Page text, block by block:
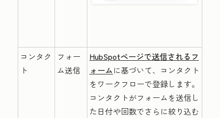
コンタク
ト
フォー
ム送信
HubSpotページで送信されるフ
ォーム に基づいて、コンタクト
をワークフローで登録します。
コンタクトがフォームを送信し
た日付や回数でさらに絞り込む